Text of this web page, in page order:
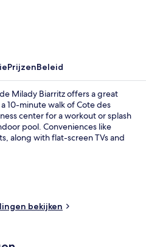
PrijzenBeleid
Milady Biarritz offers a great
10-minute walk of Cote des
center for a workout or splash
pool. Conveniences like
along with flat-screen TVs and
bekijken